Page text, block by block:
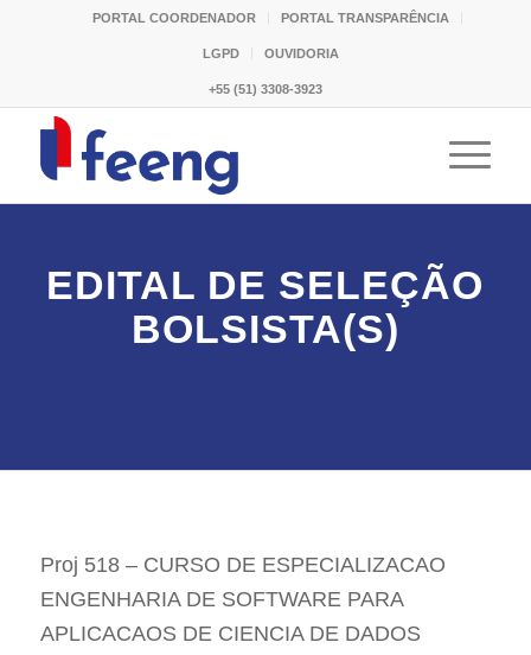
PORTAL COORDENADOR PORTAL TRANSPARÊNCIA
LGPD OUVIDORIA
+55 (51) 3308-3923
EDITAL DE SELEÇÃO
BOLSISTA(S)
Proj 518 – CURSO DE ESPECIALIZACAO
ENGENHARIA DE SOFTWARE PARA
APLICACAOS DE CIENCIA DE DADOS